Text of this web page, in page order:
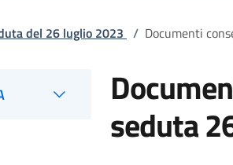
del 26 luglio 2023 / Documenti
seduta